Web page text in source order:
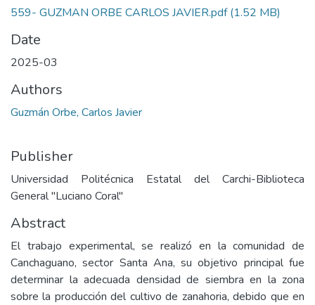
559- GUZMAN ORBE CARLOS JAVIER.pdf(1.52 MB)
Date
2025-03
Authors
Guzmán Orbe, Carlos Javier
Publisher
Universidad Politécnica Estatal del Carchi-Biblioteca
General "Luciano Coral"
Abstract
El trabajo experimental, se realizó en la comunidad de
Canchaguano, sector Santa Ana, su objetivo principal fue
determinar la adecuada densidad de siembra en la zona
sobre la producción del cultivo de zanahoria, debido que en